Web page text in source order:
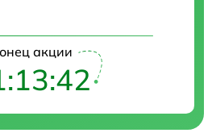
акции